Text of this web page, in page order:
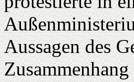
Aussagen des